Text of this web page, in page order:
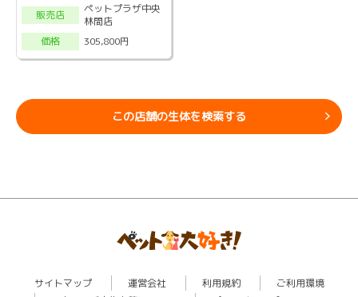
販売店
ペットプラザ中央
林間店
価格
305,800円
この店舗の生体を検索する
サイトマップ 運営会社 利用規約
ご利用環境